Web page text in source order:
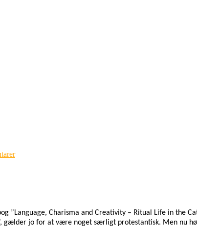
”Language, Charisma and Creativity – Ritual Life in the
gælder jo for at være noget særligt protestantisk. Men nu